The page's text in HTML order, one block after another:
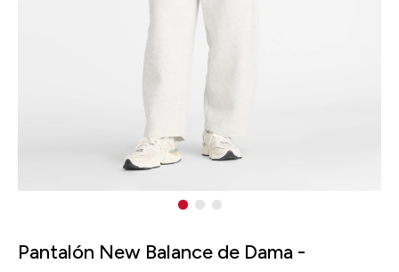
Pantalón New Balance de Dama -